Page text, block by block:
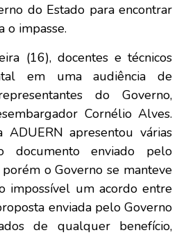
do Estado para encontrar
o impasse.
(16), docentes e técnicos
em uma audiência de
do Governo,
Cornélio Alves.
ADUERN apresentou várias
documento enviado pelo
o Governo se manteve
impossível um acordo entre
enviada pelo Governo
de qualquer benefício,